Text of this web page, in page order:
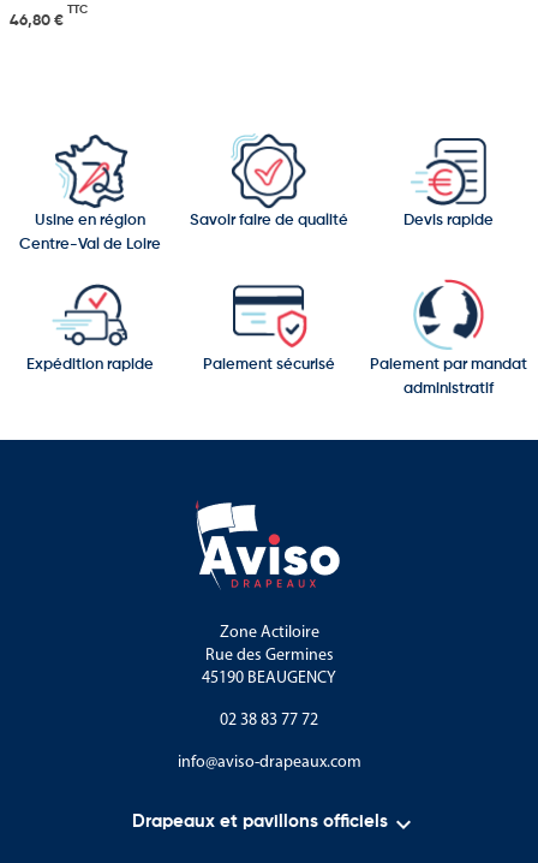
46,80 €
TTC
Usine en région
Centre-Val de Loire
Savoir faire de qualité Devis rapide
Expédition rapide Paiement sécurisé
Paiement par mandat
administratif
Zone Actiloire
Rue des Germines
45190 BEAUGENCY
02 38 83 77 72
info@aviso-drapeaux.com
Drapeaux et pavillons officiels 